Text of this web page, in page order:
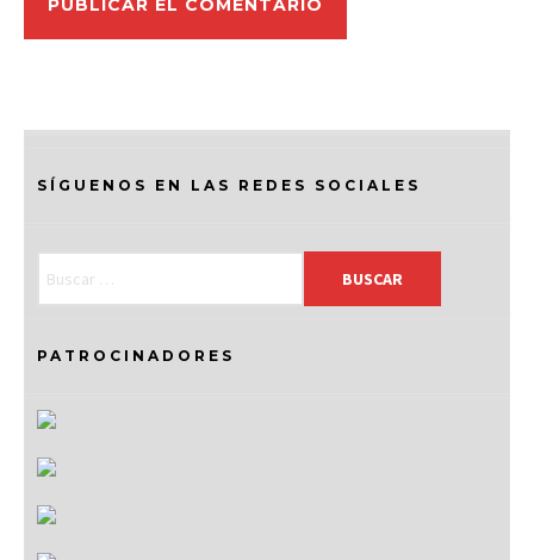
SÍGUENOS EN LAS REDES SOCIALES
PATROCINADORES